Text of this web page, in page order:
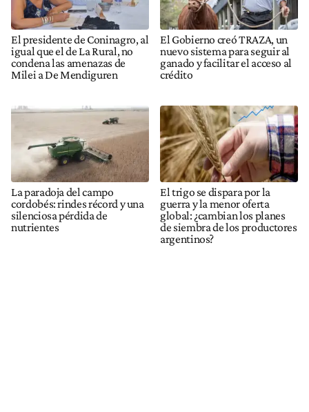
El presidente de Coninagro, al
igual que el de La Rural, no
condena las amenazas de
Milei a De Mendiguren
El Gobierno creó TRAZA, un
nuevo sistema para seguir al
ganado y facilitar el acceso al
crédito
La paradoja del campo
cordobés: rindes récord y una
silenciosa pérdida de
nutrientes
El trigo se dispara por la
guerra y la menor oferta
global: ¿cambian los planes
de siembra de los productores
argentinos?